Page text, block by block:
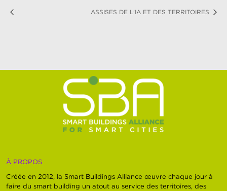
ASSISES DE L’IA ET DES TERRITOIRES
À PROPOS
Créée en 2012, la Smart Buildings Alliance œuvre chaque jour à
faire du smart building un atout au service des territoires, des